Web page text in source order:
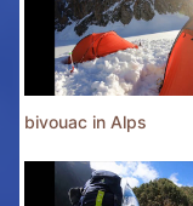
bivouac in Alps